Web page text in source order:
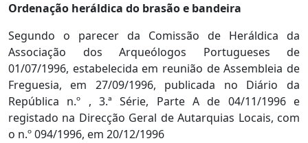
Ordenação heráldica do brasão e bandeira
Segundo o parecer da Comissão de Heráldica da
Associação dos Arqueólogos Portugueses de
01/07/1996, estabelecida em reunião de Assembleia de
Freguesia, em 27/09/1996, publicada no Diário da
República n.º , 3.ª Série, Parte A de 04/11/1996 e
registado na Direcção Geral de Autarquias Locais, com
o n.º 094/1996, em 20/12/1996